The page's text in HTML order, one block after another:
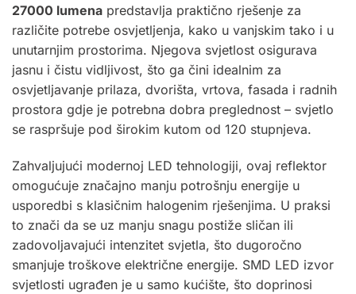
27000 lumena predstavlja praktično rješenje za
različite potrebe osvjetljenja, kako u vanjskim tako i u
unutarnjim prostorima. Njegova svjetlost osigurava
jasnu i čistu vidljivost, što ga čini idealnim za
osvjetljavanje prilaza, dvorišta, vrtova, fasada i radnih
prostora gdje je potrebna dobra preglednost – svjetlo
se raspršuje pod širokim kutom od 120 stupnjeva.
Zahvaljujući modernoj LED tehnologiji, ovaj reflektor
omogućuje značajno manju potrošnju energije u
usporedbi s klasičnim halogenim rješenjima. U praksi
to znači da se uz manju snagu postiže sličan ili
zadovoljavajući intenzitet svjetla, što dugoročno
smanjuje troškove električne energije. SMD LED izvor
svjetlosti ugrađen je u samo kućište, što doprinosi